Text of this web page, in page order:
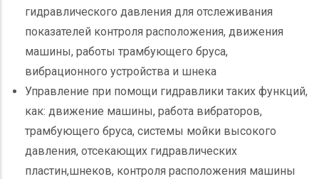
гидравлического давления для отслеживания
показателей контроля расположения, движения
машины, работы трамбующего бруса,
вибрационного устройства и шнека
Управление при помощи гидравлики таких функций,
как: движение машины, работа вибраторов,
трамбующего бруса, системы мойки высокого
давления, отсекающих гидравлических
пластин,шнеков, контроля расположения машины